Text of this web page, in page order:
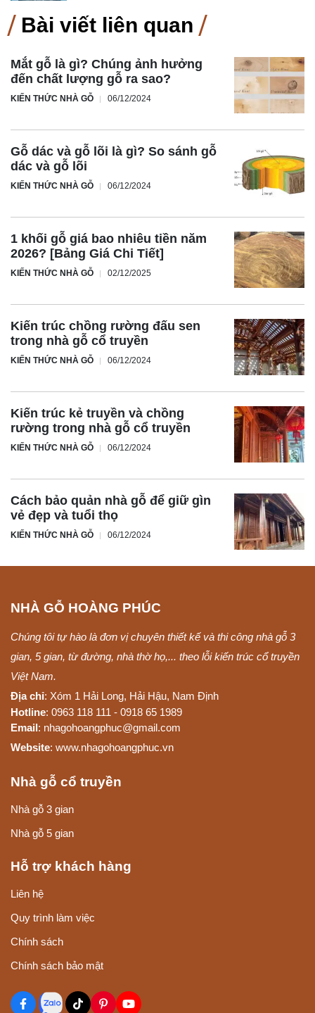
Bài viết liên quan
Mắt gỗ là gì? Chúng ảnh hưởng
đến chất lượng gỗ ra sao?
KIẾN THỨC NHÀ GỖ 06/12/2024
Gỗ dác và gỗ lõi là gì? So sánh gỗ
dác và gỗ lõi
KIẾN THỨC NHÀ GỖ 06/12/2024
1 khối gỗ giá bao nhiêu tiền năm
2026? [Bảng Giá Chi Tiết]
KIẾN THỨC NHÀ GỖ 02/12/2025
Kiến trúc chồng rường đấu sen
trong nhà gỗ cổ truyền
KIẾN THỨC NHÀ GỖ 06/12/2024
Kiến trúc kẻ truyền và chồng
rường trong nhà gỗ cổ truyền
KIẾN THỨC NHÀ GỖ 06/12/2024
Cách bảo quản nhà gỗ để giữ gìn
vẻ đẹp và tuổi thọ
KIẾN THỨC NHÀ GỖ 06/12/2024
NHÀ GỖ HOÀNG PHÚC
Chúng tôi tự hào là đơn vị chuyên thiết kế và thi công nhà gỗ 3
gian, 5 gian, từ đường, nhà thờ họ,... theo lỗi kiến trúc cổ truyền
Việt Nam.
Địa chỉ: Xóm 1 Hải Long, Hải Hậu, Nam Định
Hotline: 0963 118 111 - 0918 65 1989
Email: nhagohoangphuc@gmail.com
Website: www.nhagohoangphuc.vn
Nhà gỗ cổ truyền
Nhà gỗ 3 gian
Nhà gỗ 5 gian
Hỗ trợ khách hàng
Liên hệ
Quy trình làm việc
Chính sách
Chính sách bảo mật